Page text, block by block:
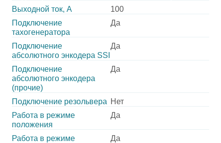
Выходной ток, А
100
Подключение
тахогенератора
Да
Подключение
абсолютного энкодера SSI
Да
Подключение
абсолютного энкодера
(прочие)
Да
Подключение резольвера Нет
Работа в режиме
положения
Да
Работа в режиме
Да